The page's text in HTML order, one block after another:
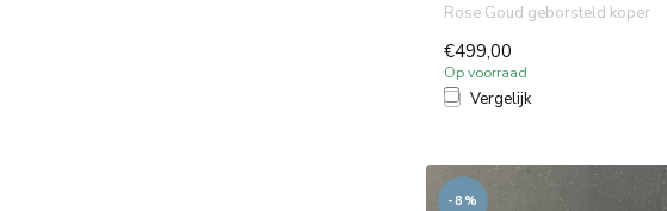
Rose Goud geborsteld koper
€499,00
Op voorraad
Vergelijk
-8%